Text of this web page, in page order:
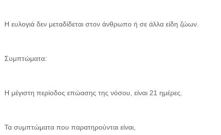
Η ευλογιά δεν μεταδίδεται στον άνθρωπο ή σε άλλα είδη ζώων.
Συμπτώματα:
Η μέγιστη περίοδος επώασης της νόσου, είναι 21 ημέρες.
Τα συμπτώματα που παρατηρούνται είναι,